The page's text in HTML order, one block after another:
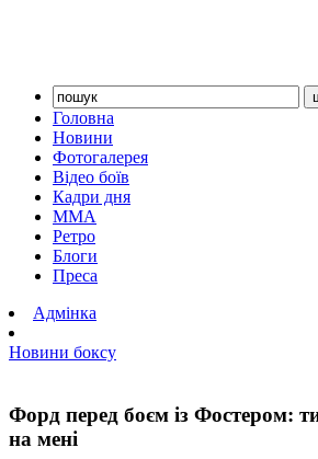
Головна
Новини
Фотогалерея
Відео боїв
Кадри дня
ММА
Ретро
Блоги
Преса
Адмінка
Новини боксу
Форд перед боєм із Фостером:
на мені